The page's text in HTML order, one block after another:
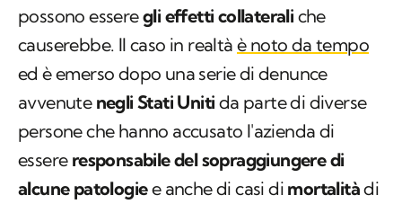
possono esseregli effetti collaterali che
causerebbe. Il caso in realtà è noto da tempo
ed è emerso dopo una serie di denunce
avvenute negli Stati Uniti da parte di diverse
persone che hanno accusato l'azienda di
essere responsabile del sopraggiungere di
alcune patologiee anche di casi di mortalitàdi